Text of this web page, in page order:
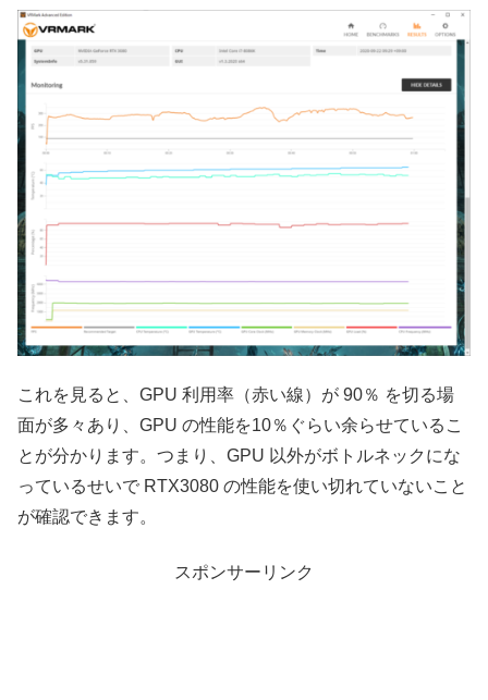
これを見ると、GPU 利用率（赤い線）が 90％ を切る場
面が多々あり、GPU の性能を10％ぐらい余らせているこ
とが分かります。つまり、GPU 以外がボトルネックにな
っているせいで RTX3080 の性能を使い切れていないこと
が確認できます。
スポンサーリンク